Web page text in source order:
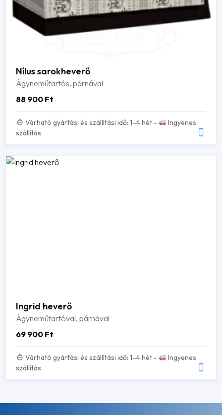
Nílus sarokheverő
Ágyneműtartós, párnával
88 900 Ft
Várható gyártási és szállítási idő: 1–4 hét -
Ingyenes
szállítás
Ingrid heverő
Ágyneműtartóval, párnával
69 900 Ft
Várható gyártási és szállítási idő: 1–4 hét -
Ingyenes
szállítás